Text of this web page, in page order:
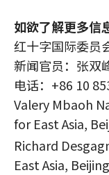
如欲了解更多信
红十字国际委员
新闻官员：张双
电话：+86 10
Valery Mbaoh
for East Asia,
Richard
East Asia,